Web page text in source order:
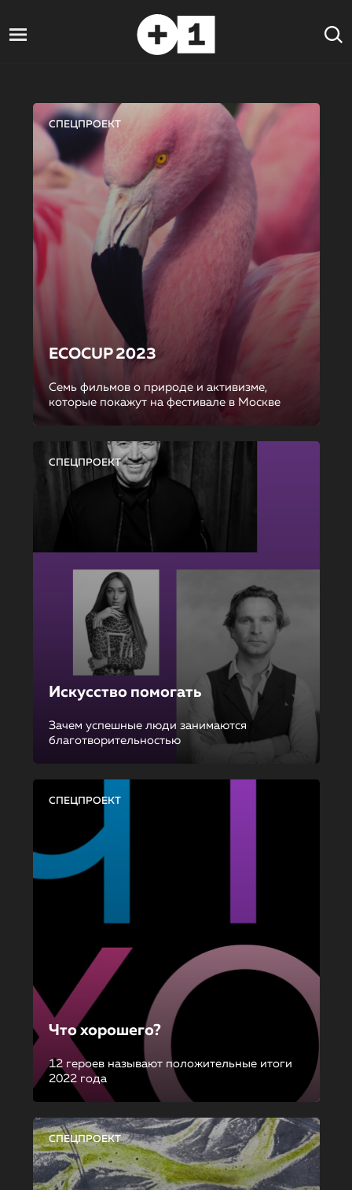
СПЕЦПРОЕКТ
ECOCUP 2023
Семь фильмов о природе и активизме,
которые покажут на фестивале в Москве
СПЕЦПРОЕКТ
Искусство помогать
Зачем успешные люди занимаются
благотворительностью
СПЕЦПРОЕКТ
Что хорошего?
12 героев называют положительные итоги
2022 года
СПЕЦПРОЕКТ